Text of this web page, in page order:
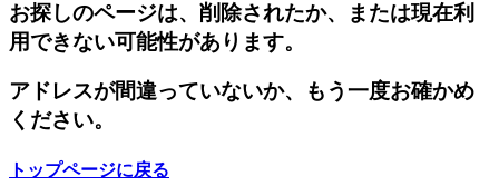
お探しのページは、削除されたか、または現在利
用できない可能性があります。
アドレスが間違っていないか、もう一度お確かめ
ください。
トップページに戻る